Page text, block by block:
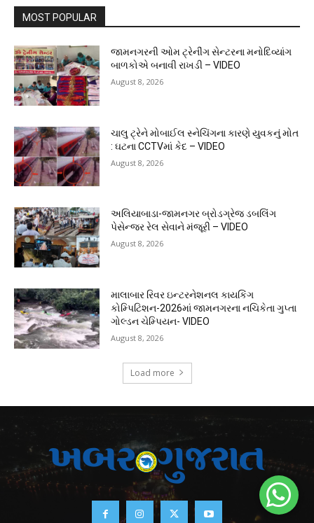
MOST POPULAR
જામનગરની ઓમ ટ્રેનીંગ સેન્ટરના મનોદિવ્યાંગ
બાળકોએ બનાવી રાખડી – VIDEO
August 8, 2026
ચાલુ ટ્રેને મોબાઈલ સ્નેચિંગના કારણે યુવકનું મોત
: ઘટના CCTVમાં કેદ – VIDEO
August 8, 2026
અલિયાબાડા-જામનગર બ્રોડગ્રેજ ડબલિંગ
પેસેન્જર રેલ સેવાને મંજૂરી – VIDEO
August 8, 2026
માલાબાર રિવર ઇન્ટરનેશનલ કાયકિંગ
કોમ્પિટિશન-2026માં જામનગરના નચિકેતા ગુપ્તા
ગોલ્ડન ચેમ્પિયન- VIDEO
August 8, 2026
Load more